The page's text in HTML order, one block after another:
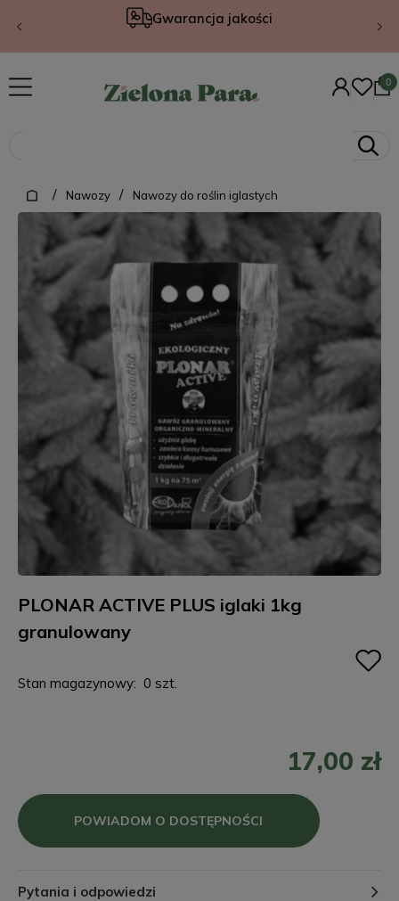
Gwarancja jakości
/ Nawozy / Nawozy do roślin iglastych
PLONAR ACTIVE PLUS iglaki 1kg
granulowany
Stan magazynowy: 0 szt.
17,00 zł
POWIADOM O DOSTĘPNOŚCI
Pytania i odpowiedzi